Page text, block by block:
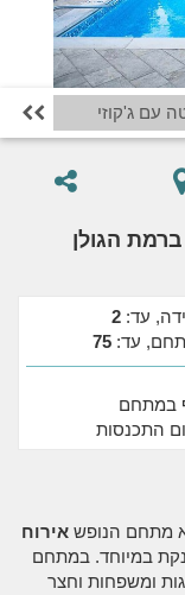
עם ג'קוזי 
הגולן
עד: 2
עד: 75
במתחם
התכנסות
מתחם הנופש אירוח
במיוחד. במתחם
ומשפחות וחצר